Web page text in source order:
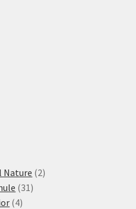
Nature 22
31 31
44